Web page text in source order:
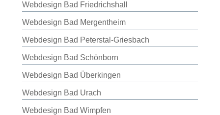
Webdesign Bad Friedrichshall
Webdesign Bad Mergentheim
Webdesign Bad Peterstal-Griesbach
Webdesign Bad Schönborn
Webdesign Bad Überkingen
Webdesign Bad Urach
Webdesign Bad Wimpfen